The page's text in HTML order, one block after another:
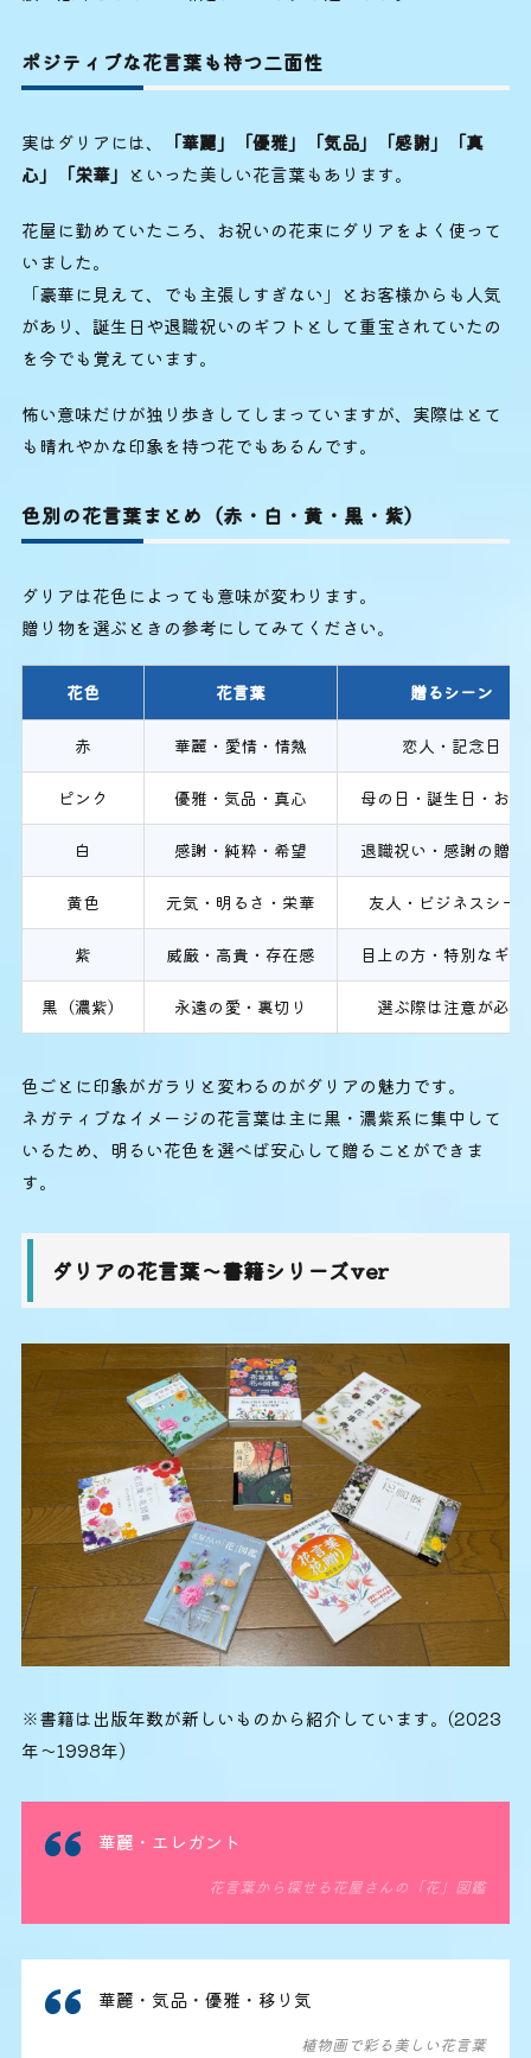
ポジティブな花言葉も持つ二面性
実はダリアには、
「華麗」「優雅」「気品」「感謝」「真
心」「栄華」 といった美しい花言葉もあります。
花屋に勤めていたころ、お祝いの花束にダリアをよく使って
いました。
「豪華に見えて、でも主張しすぎない」とお客様からも人気
があり、誕生日や退職祝いのギフトとして重宝されていたの
を今でも覚えています。
怖い意味だけが独り歩きしてしまっていますが、実際はとて
も晴れやかな印象を持つ花でもあるんです。
色別の花言葉まとめ（赤・白・黄・黒・紫）
ダリアは花色によっても意味が変わります。
贈り物を選ぶときの参考にしてみてください。
花色 花言葉 贈るシーン
赤 華麗・愛情・情熱 恋人・記念日
ピンク 優雅・気品・真心 母の日・誕生日・お祝
白 感謝・純粋・希望 退職祝い・感謝の贈り
黄色 元気・明るさ・栄華 友人・ビジネスシー
紫 威厳・高貴・存在感 目上の方・特別なギフ
黒（濃紫） 永遠の愛・裏切り 選ぶ際は注意が必要
色ごとに印象がガラリと変わるのがダリアの魅力です。
ネガティブなイメージの花言葉は主に黒・濃紫系に集中して
いるため、明るい花色を選べば安心して贈ることができま
す。
ダリアの花言葉～書籍シリーズver
※書籍は出版年数が新しいものから紹介しています。(2023
年～1998年)
華麗・エレガント
花言葉から探せる花屋さんの「花」図鑑
華麗・気品・優雅・移り気
植物画で彩る美しい花言葉